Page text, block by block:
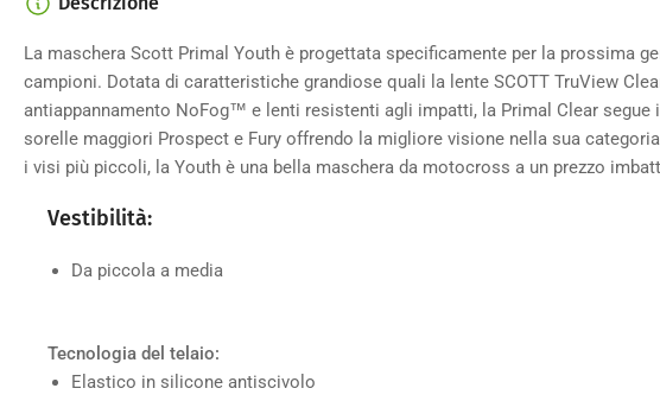
Carica
4
nella
galleria
Carica
nella
La maschera Scott Primal Youth è progettata specificamente per la prossima
campioni. Dotata di caratteristiche grandiose quali la lente SCOTT TruView
antiappannamento NoFog™ e lenti resistenti agli impatti, la Primal Clear segue
sorelle maggiori Prospect e Fury offrendo la migliore visione nella sua
i visi più piccoli, la Youth è una bella maschera da motocross a un prezzo
Vestibilità:
Da piccola a media
Tecnologia del telaio:
Elastico in silicone antiscivolo